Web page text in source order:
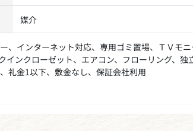
媒介
、インターネット対応、専用ゴミ置場、ＴＶモ
ンクローゼット、エアコン、フローリング、独
礼金1以下、敷金なし、保証会社利用